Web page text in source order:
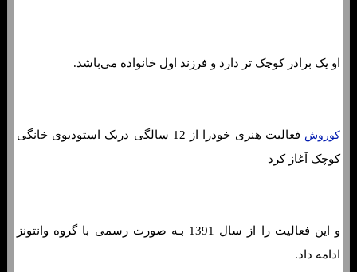
او یک برادر کوچک تر دارد و فرزند اول خانواده می‌باشد.
کوروش
فعالیت هنری خودرا از 12 سالگی دریک استودیوی خانگی
کوچک آغاز کرد
و این فعالیت را از سال 1391 بـه صورت رسمی با گروه وانتونز
ادامه داد.